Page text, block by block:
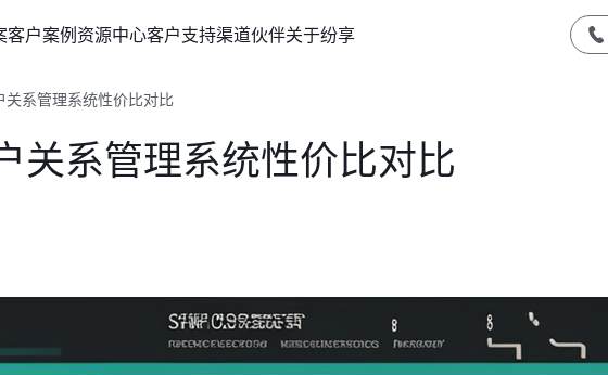
客户案例资源中心客户支持渠道伙伴关于纷享
关系管理系统性价比对比
关系管理系统性价比对比